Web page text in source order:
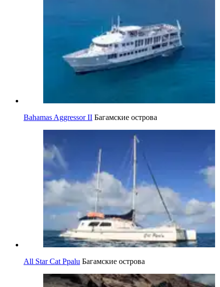
Bahamas Aggressor II Багамские острова
All Star Cat Ppalu Багамские острова